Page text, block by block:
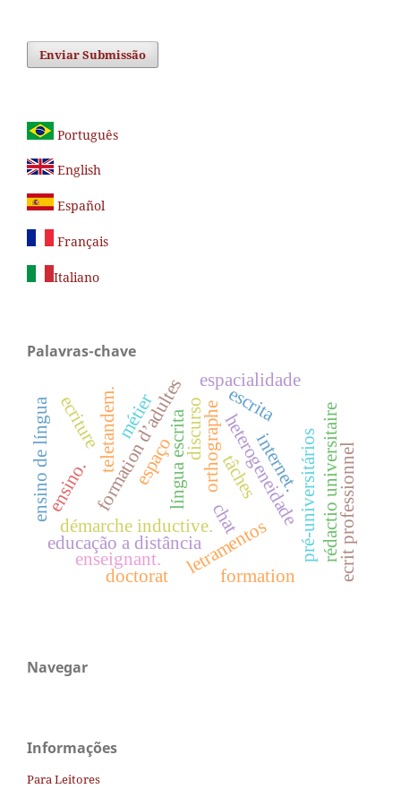
Enviar Submissão
Português
English
Español
Français
Italiano
Palavras-chave
orthographe
formation d’adultes
démarche inductive.
língua escrita heterogeneidade
chat
teletandem. escrita
letramentos
discurso
educação a distância
internet.
espaço
espacialidade
pré-universitários
ensino.
ensino de língua rédactio universitaireecrit professionnel
tâches
métier
enseignant.
ecriture
doctorat formation
Navegar
Informações
Para Leitores